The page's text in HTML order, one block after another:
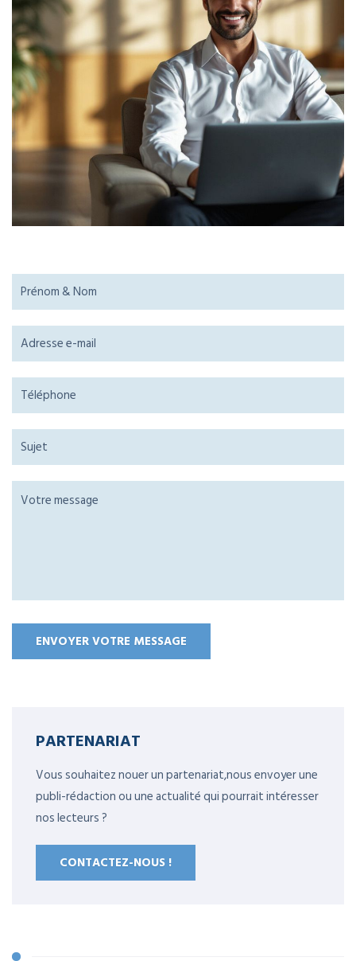
PARTENARIAT
Vous souhaitez nouer un partenariat,nous envoyer une
publi-rédaction ou une actualité qui pourrait intéresser
nos lecteurs ?
CONTACTEZ-NOUS !